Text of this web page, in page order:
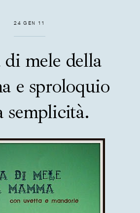
24 GEN 11
mele della
e sproloquio
semplicità.